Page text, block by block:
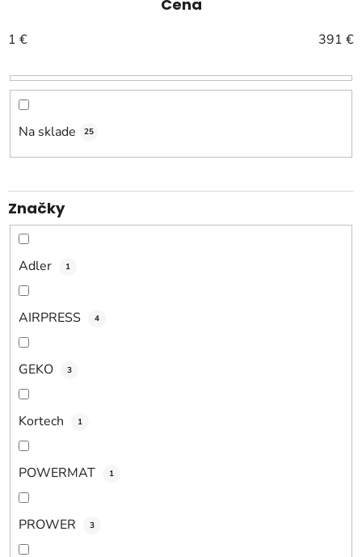
n
i
e
p
o
d
k
t
o
Cena
1 € 391 €
Na sklade 25
Značky
Adler 1
AIRPRESS 4
GEKO 3
Kortech 1
POWERMAT 1
PROWER 3